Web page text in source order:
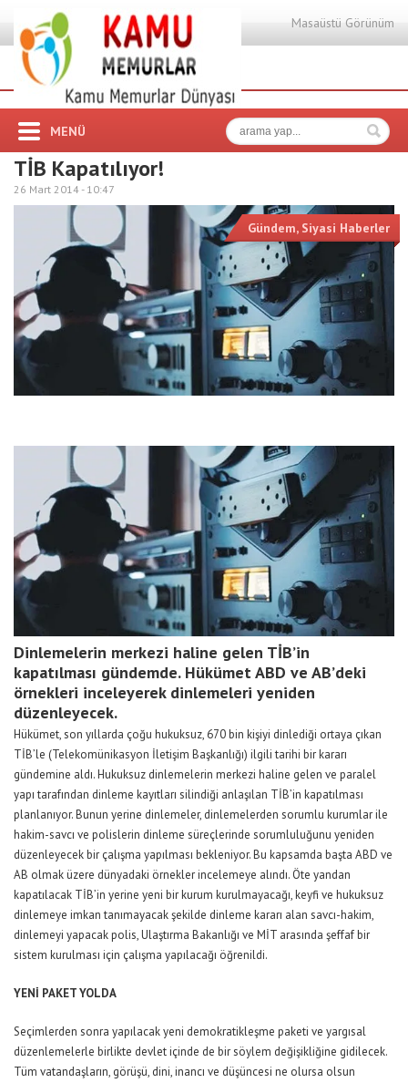
Masaüstü Görünüm
MENÜ
TİB Kapatılıyor!
26 Mart 2014 - 10:47
Gündem, Siyasi Haberler
Dinlemelerin merkezi haline gelen TİB’in
kapatılması gündemde. Hükümet ABD ve AB’deki
örnekleri inceleyerek dinlemeleri yeniden
düzenleyecek.
Hükümet, son yıllarda çoğu hukuksuz, 670 bin kişiyi dinlediği ortaya çıkan
TİB’le (Telekomünikasyon İletişim Başkanlığı) ilgili tarihi bir kararı
gündemine aldı. Hukuksuz dinlemelerin merkezi haline gelen ve paralel
yapı tarafından dinleme kayıtları silindiği anlaşılan TİB’in kapatılması
planlanıyor. Bunun yerine dinlemeler, dinlemelerden sorumlu kurumlar ile
hakim-savcı ve polislerin dinleme süreçlerinde sorumluluğunu yeniden
düzenleyecek bir çalışma yapılması bekleniyor. Bu kapsamda başta ABD ve
AB olmak üzere dünyadaki örnekler incelemeye alındı. Öte yandan
kapatılacak TİB’in yerine yeni bir kurum kurulmayacağı, keyfi ve hukuksuz
dinlemeye imkan tanımayacak şekilde dinleme kararı alan savcı-hakim,
dinlemeyi yapacak polis, Ulaştırma Bakanlığı ve MİT arasında şeffaf bir
sistem kurulması için çalışma yapılacağı öğrenildi.
YENİ PAKET YOLDA
Seçimlerden sonra yapılacak yeni demokratikleşme paketi ve yargısal
düzenlemelerle birlikte devlet içinde de bir söylem değişikliğine gidilecek.
Tüm vatandaşların, görüşü, dini, inancı ve düşüncesi ne olursa olsun